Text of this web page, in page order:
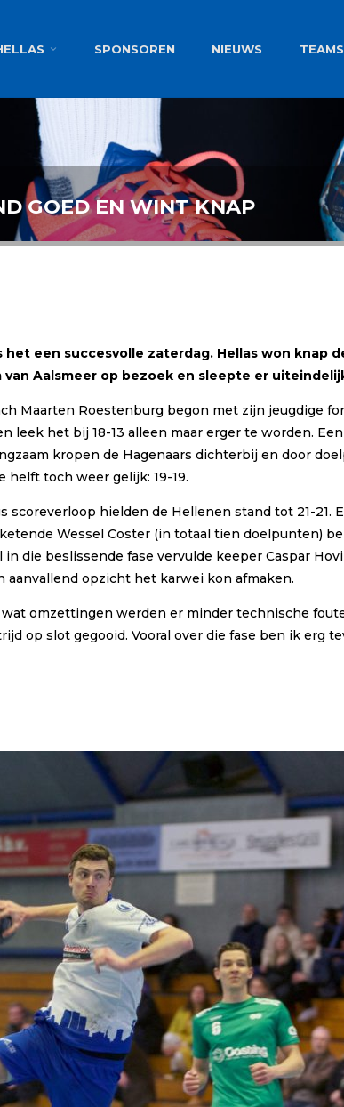
SPONSOREN NIEUWS TEAMS
GOED EN WINT KNAP
een succesvolle zaterdag. Hellas won knap
Aalsmeer op bezoek en sleepte er
Maarten Roestenburg begon met zijn jeugdige
leek het bij 18-13 alleen maar erger te worden.
kropen de Hagenaars dichterbij en door
helft toch weer gelijk: 19-19.
hielden de Hellenen stand tot 21-21.
Wessel Coster (in totaal tien doelpunten)
die beslissende fase vervulde keeper Caspar
aanvallend opzicht het karwei kon afmaken.
omzettingen werden er minder technische
op slot gegooid. Vooral over die fase ben ik erg